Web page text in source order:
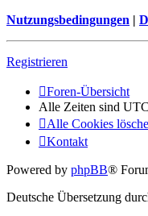
Nutzungsbedingungen |
Registrieren
Foren-Übersicht
Alle Zeiten sind
Alle Cookies
Kontakt
Powered by phpBB®
Deutsche Übersetzung